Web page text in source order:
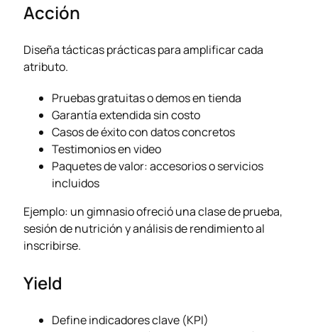
Acción
Diseña tácticas prácticas para amplificar cada
atributo.
Pruebas gratuitas o demos en tienda
Garantía extendida sin costo
Casos de éxito con datos concretos
Testimonios en video
Paquetes de valor: accesorios o servicios
incluidos
Ejemplo: un gimnasio ofreció una clase de prueba,
sesión de nutrición y análisis de rendimiento al
inscribirse.
Yield
Define indicadores clave (KPI)